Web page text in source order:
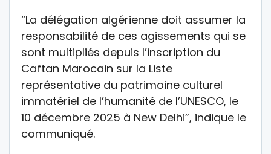
“La délégation algérienne doit assumer la
responsabilité de ces agissements qui se
sont multipliés depuis l’inscription du
Caftan Marocain sur la Liste
représentative du patrimoine culturel
immatériel de l’humanité de l’UNESCO, le
10 décembre 2025 à New Delhi”, indique le
communiqué.